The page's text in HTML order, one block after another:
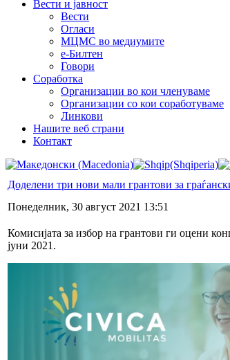
Вести и јавност
Вести
Огласи
МЦМС во медиумите
е-Билтен
Говори
Соработка
Организации во кои членуваме
Организации со кои соработуваме
Линкови
Нашите веб страни
Контакт
Доделени три нови мали грантови за
Понеделник, 30 август 2021 13:51
Комисијата за избор на грантови ги оцени
јуни 2021.